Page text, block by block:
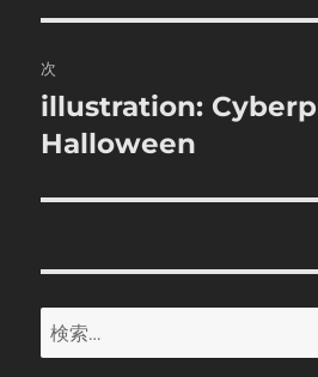
ゲ
ー
シ
次
次
の
稿:
illustration:
Halloween
検
索: